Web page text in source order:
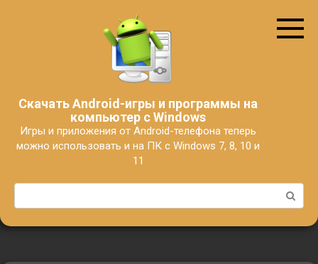
Скачать Android-игры и программы на
компьютер с Windows
Игры и приложения от Android-телефона теперь
можно использовать и на ПК с Windows 7, 8, 10 и
11
Поиск: